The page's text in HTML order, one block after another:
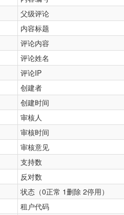
父级评论
内容标题
评论内容
评论姓名
评论IP
创建者
创建时间
审核人
审核时间
审核意见
支持数
反对数
状态（0正常 1删除 2停用）
租户代码